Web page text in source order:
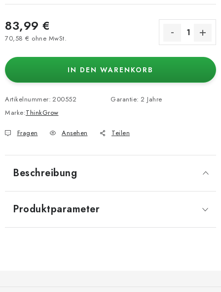
83,99 €
70,58 € ohne MwSt.
IN DEN WARENKORB
Artikelnummer: 200552
Marke:ThinkGrow
Garantie: 2 Jahre
Fragen Ansehen Teilen
Beschreibung
Produktparameter